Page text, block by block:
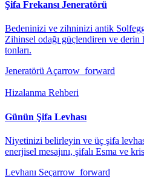
Şifa Frekansı Jeneratörü
Bedeninizi ve zihninizi antik
Zihinsel odağı güçlendiren ve derin
tonları.
Jeneratörü Açarrow_forward
Hizalanma Rehberi
Günün Şifa Levhası
Niyetinizi belirleyin ve üç şifa
enerjisel mesajını, şifalı Esma ve
Levhanı Seçarrow_forward